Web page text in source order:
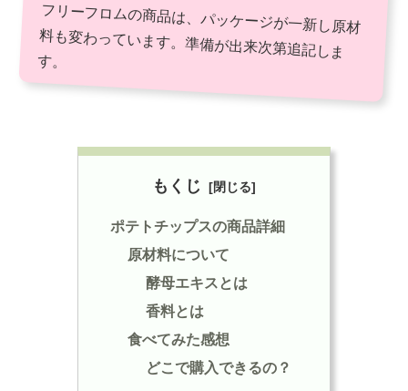
フリーフロムの商品は、パッケージが一新し原材
料も変わっています。準備が出来次第追記しま
す。
もくじ
ポテトチップスの商品詳細
原材料について
酵母エキスとは
香料とは
食べてみた感想
どこで購入できるの？